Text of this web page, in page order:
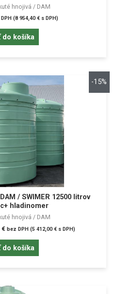
hnojivá / DAM
(8 954,40€ s DPH)
do košíka
-15%
/ SWIMER 12500 litrov
hladinomer
hnojivá / DAM
€ bez DPH (5 412,00€s DPH)
do košíka